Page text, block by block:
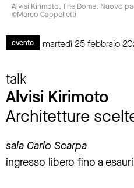
Alvisi Kirimoto, The Dome. Nuovo
©Marco Cappelletti
evento martedì 25 febbraio
talk
Alvisi Kirimoto
Architetture
sala Carlo Scarpa
ingresso libero fino a